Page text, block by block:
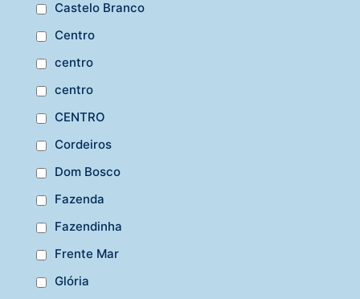
Castelo Branco
Centro
centro
centro
CENTRO
Cordeiros
Dom Bosco
Fazenda
Fazendinha
Frente Mar
Glória